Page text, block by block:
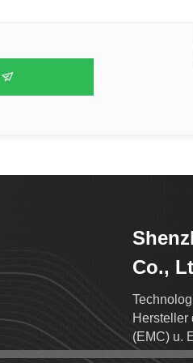
Co.,
Hersteller
(EMC) u.